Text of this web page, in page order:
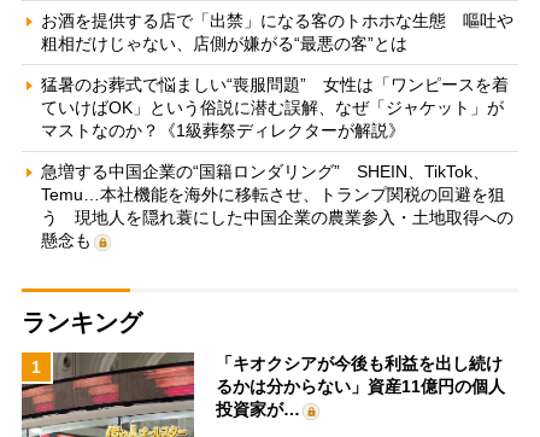
お酒を提供する店で「出禁」になる客のトホホな生態 嘔吐や
粗相だけじゃない、店側が嫌がる“最悪の客”とは
猛暑のお葬式で悩ましい“喪服問題” 女性は「ワンピースを着
ていけばOK」という俗説に潜む誤解、なぜ「ジャケット」が
マストなのか？《1級葬祭ディレクターが解説》
急増する中国企業の“国籍ロンダリング” SHEIN、TikTok、
Temu…本社機能を海外に移転させ、トランプ関税の回避を狙
う 現地人を隠れ蓑にした中国企業の農業参入・土地取得への
懸念も
ランキング
1
「キオクシアが今後も利益を出し続け
るかは分からない」資産11億円の個人
投資家が…